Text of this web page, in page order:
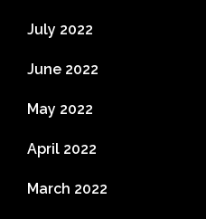
July 2022
June 2022
May 2022
April 2022
March 2022